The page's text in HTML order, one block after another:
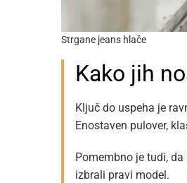
Strgane jeans hlače
Kako jih
Ključ do uspeha je
Enostaven pulover,
Pomembno je tudi,
izbrali pravi model.